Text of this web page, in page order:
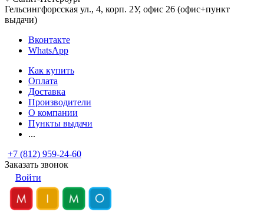
Гельсингфорсская ул., 4, корп. 2У, офис 26 (офис+пункт
выдачи)
Вконтакте
WhatsApp
Как купить
Оплата
Доставка
Производители
О компании
Пункты выдачи
...
+7 (812) 959-24-60
Заказать звонок
Войти